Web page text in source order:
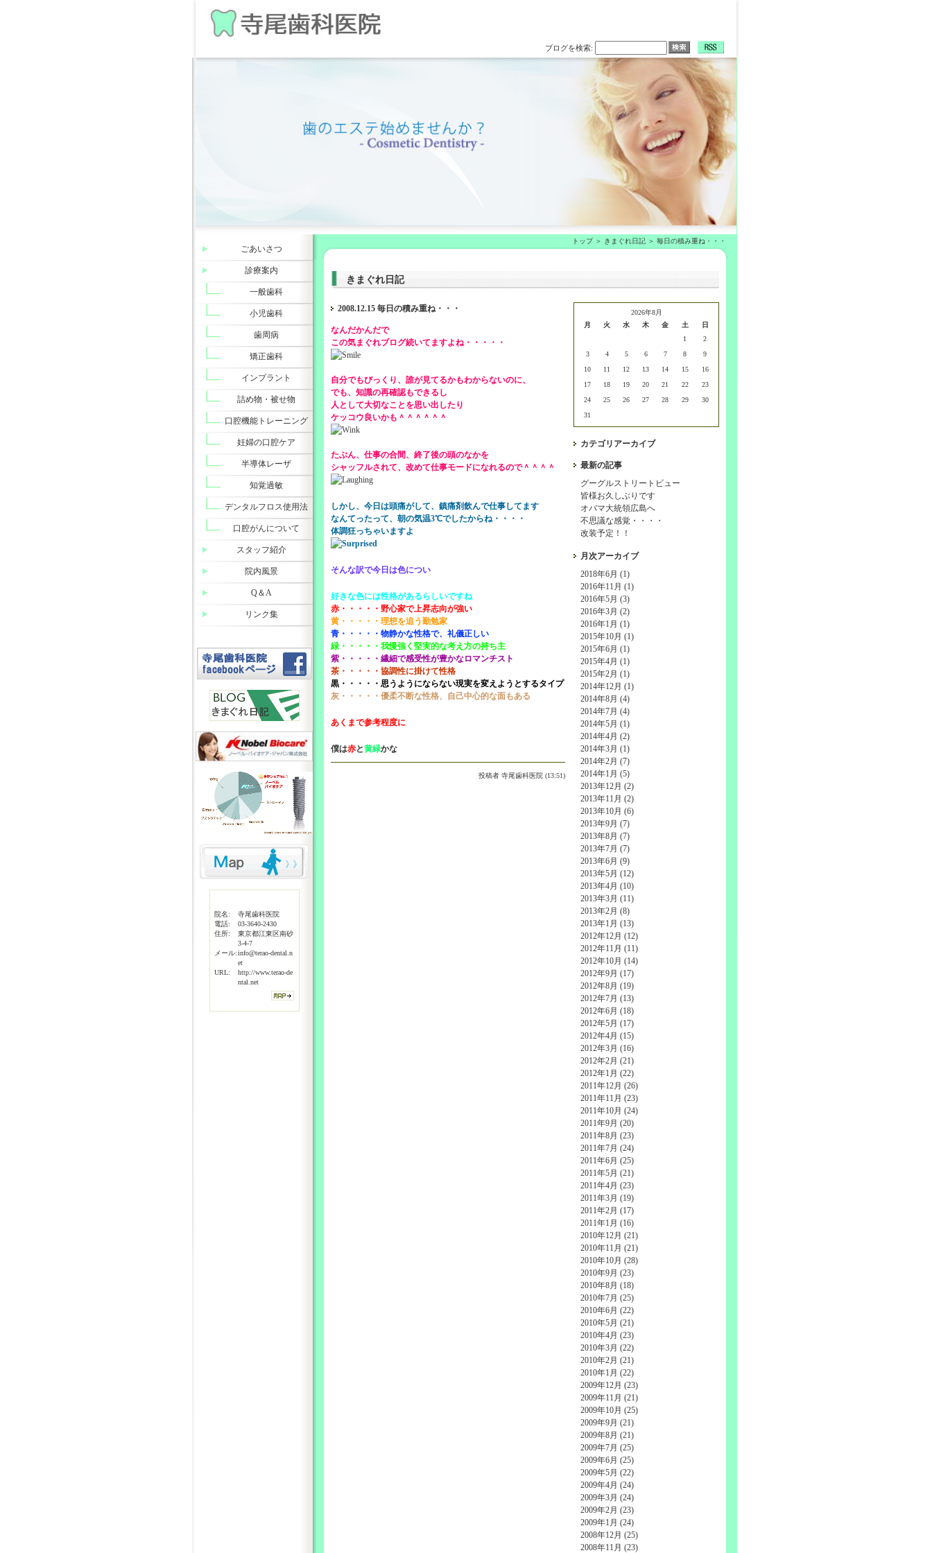
ブログを検索:
トップ きまぐれ日記 毎日の積み重ね・・・
きまぐれ日記
2008.12.15 毎日の積み重ね・・・
なんだかんだで
この気まぐれブログ続いてますよね・・・・・
自分でもびっくり、誰が見てるかもわからないのに、
でも、知識の再確認もできるし
人として大切なことを思い出したり
ケッコウ良いかも＾＾＾＾＾＾
たぶん、仕事の合間、終了後の頭のなかを
シャッフルされて、改めて仕事モードになれるので＾＾＾＾
しかし、今日は頭痛がして、鎮痛剤飲んで仕事してます
なんてったって、朝の気温3℃でしたからね・・・・
体調狂っちゃいますよ
そんな訳で今日は色につい
好きな色には性格があるらしいですね
赤・・・・・野心家で上昇志向が強い
黄・・・・・理想を追う勤勉家
青・・・・・物静かな性格で、礼儀正しい
緑・・・・・我慢強く堅実的な考え方の持ち主
紫・・・・・繊細で感受性が豊かなロマンチスト
茶・・・・・協調性に掛けて性格
黒・・・・・思うようにならない現実を変えようとするタイプ
灰・・・・・優柔不断な性格、自己中心的な面もある
あくまで参考程度に
僕は赤と黄緑かな
投稿者寺尾歯科医院 (13:51)
2026年8月
月
火 水 木 金 土
日
1
2
3
4 5 6 7 8
9
10
11 12 13 14 15
16
17
18 19 20 21 22
23
24
25 26 27 28 29
30
31
カテゴリアーカイブ
最新の記事
グーグルストリートビュー
皆様お久しぶりです
オバマ大統領広島へ
不思議な感覚・・・・
改装予定！！
月次アーカイブ
2018年6月 (1)
2016年11月 (1)
2016年5月 (3)
2016年3月 (2)
2016年1月 (1)
2015年10月 (1)
2015年6月 (1)
2015年4月 (1)
2015年2月 (1)
2014年12月 (1)
2014年8月 (4)
2014年7月 (4)
2014年5月 (1)
2014年4月 (2)
2014年3月 (1)
2014年2月 (7)
2014年1月 (5)
2013年12月 (2)
2013年11月 (2)
2013年10月 (6)
2013年9月 (7)
2013年8月 (7)
2013年7月 (7)
2013年6月 (9)
2013年5月 (12)
2013年4月 (10)
2013年3月 (11)
2013年2月 (8)
2013年1月 (13)
2012年12月 (12)
2012年11月 (11)
2012年10月 (14)
2012年9月 (17)
2012年8月 (19)
2012年7月 (13)
2012年6月 (18)
2012年5月 (17)
2012年4月 (15)
2012年3月 (16)
2012年2月 (21)
2012年1月 (22)
2011年12月 (26)
2011年11月 (23)
2011年10月 (24)
2011年9月 (20)
2011年8月 (23)
2011年7月 (24)
2011年6月 (25)
2011年5月 (21)
2011年4月 (23)
2011年3月 (19)
2011年2月 (17)
2011年1月 (16)
2010年12月 (21)
2010年11月 (21)
2010年10月 (28)
2010年9月 (23)
2010年8月 (18)
2010年7月 (25)
2010年6月 (22)
2010年5月 (21)
2010年4月 (23)
2010年3月 (22)
2010年2月 (21)
2010年1月 (22)
2009年12月 (23)
2009年11月 (21)
2009年10月 (25)
2009年9月 (21)
2009年8月 (21)
2009年7月 (25)
2009年6月 (25)
2009年5月 (22)
2009年4月 (24)
2009年3月 (24)
2009年2月 (23)
2009年1月 (24)
2008年12月 (25)
2008年11月 (23)
ごあいさつ
診療案内
一般歯科
小児歯科
歯周病
矯正歯科
インプラント
詰め物・被せ物
口腔機能トレーニング
妊婦の口腔ケア
半導体レーザ
知覚過敏
デンタルフロス使用法
口腔がんについて
スタッフ紹介
院内風景
Q＆A
リンク集
院名:
寺尾歯科医院
電話:
03-3640-2430
住所:
東京都江東区南砂
3-4-7
メール:info@terao-dental.n
et
URL:
http://www.terao-de
ntal.net